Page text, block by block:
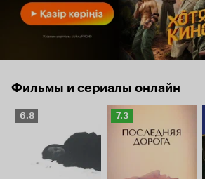
Фильмы и сериалы онлайн
Рейтинг
6.8
Рейтинг
Кинопоиска
7.3